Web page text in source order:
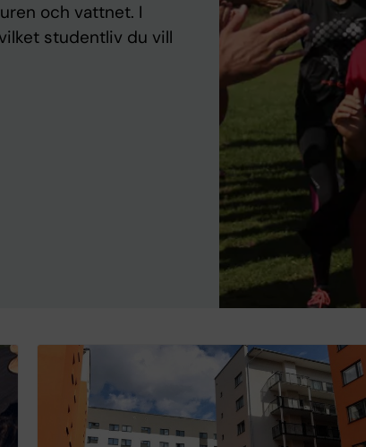
och vattnet. I
studentliv du vill